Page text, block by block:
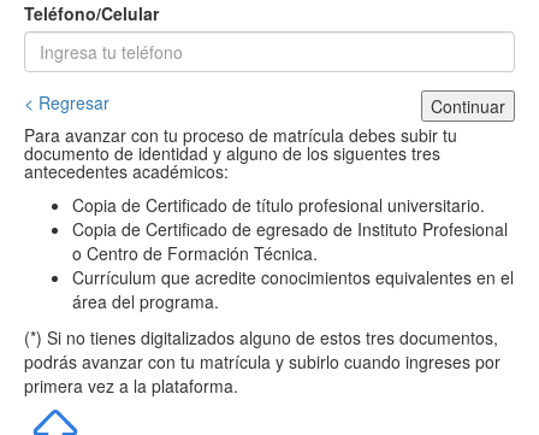
Teléfono/Celular
< Regresar
Continuar
Para avanzar con tu proceso de matrícula debes subir tu
documento de identidad y alguno de los siguentes tres
antecedentes académicos:
Copia de Certificado de título profesional universitario.
Copia de Certificado de egresado de Instituto Profesional
o Centro de Formación Técnica.
Currículum que acredite conocimientos equivalentes en el
área del programa.
(*) Si no tienes digitalizados alguno de estos tres documentos,
podrás avanzar con tu matrícula y subirlo cuando ingreses por
primera vez a la plataforma.